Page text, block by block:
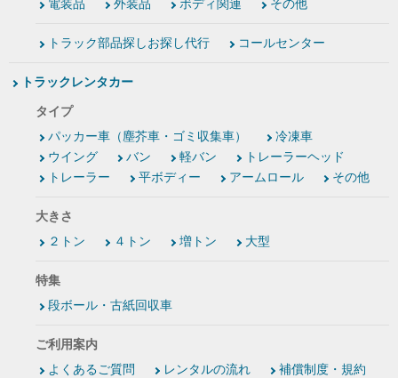
電装品
外装品 ボディ関連 その他
トラック部品探しお探し代行 コールセンター
トラックレンタカー
タイプ
パッカー車（塵芥車・ゴミ収集車）
冷凍車
ウイング
バン 軽バン
トレーラーヘッド
トレーラー
平ボディー アームロール その他
大きさ
２トン
４トン 増トン 大型
特集
段ボール・古紙回収車
ご利用案内
よくあるご質問
レンタルの流れ 補償制度・規約